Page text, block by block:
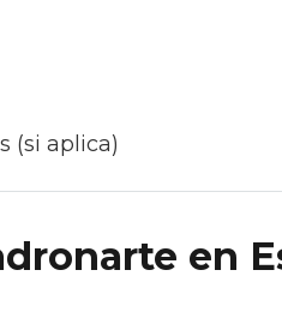
(si aplica)
en